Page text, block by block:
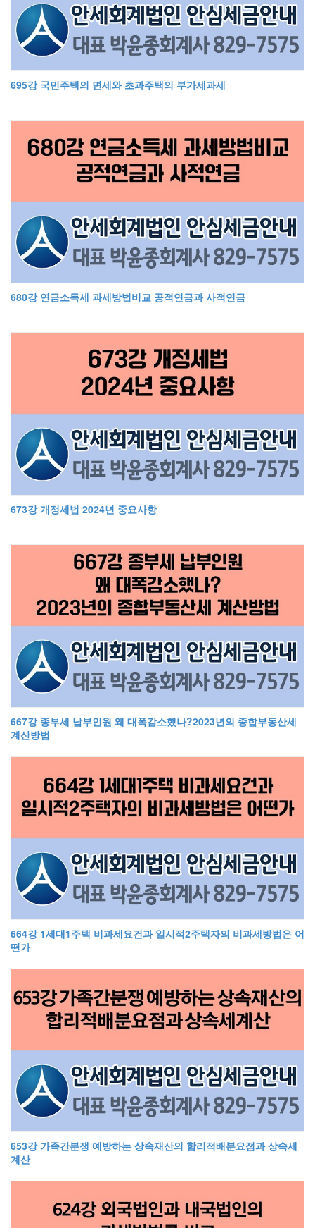
695강 국민주택의 면세와 초과주택의 부가세과세
680강 연금소득세 과세방법비교 공적연금과 사적연금
673강 개정세법 2024년 중요사항
667강 종부세 납부인원 왜 대폭감소했나?2023년의 종합부동산세
계산방법
664강 1세대1주택 비과세요건과 일시적2주택자의 비과세방법은 어
떤가
653강 가족간분쟁 예방하는 상속재산의 합리적배분요점과 상속세
계산